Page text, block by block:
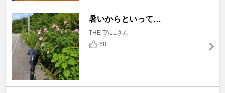
暑いからといって…
THE TALLさん
68